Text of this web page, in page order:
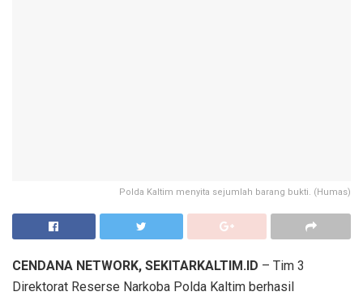
Polda Kaltim menyita sejumlah barang bukti. (Humas)
CENDANA NETWORK, SEKITARKALTIM.ID – Tim 3
Direktorat Reserse Narkoba Polda Kaltim berhasil